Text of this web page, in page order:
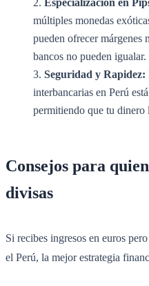
Especialización en
múltiples monedas
pueden ofrecer márgenes
bancos no pueden igualar.
Seguridad y Rapidez:
interbancarias en Perú
permitiendo que tu dinero
Consejos para
divisas
Si recibes ingresos en euros
el Perú, la mejor estrategia